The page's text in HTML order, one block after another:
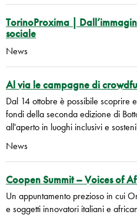
TorinoProxima |
sociale
News
Al via le campagne di
Dal 14 ottobre è possibile scoprire
fondi della seconda edizione di
all'aperto in luoghi inclusivi e
News
Coopen Summit – Voices of
Un appuntamento prezioso in cui
e soggetti innovatori italiani e